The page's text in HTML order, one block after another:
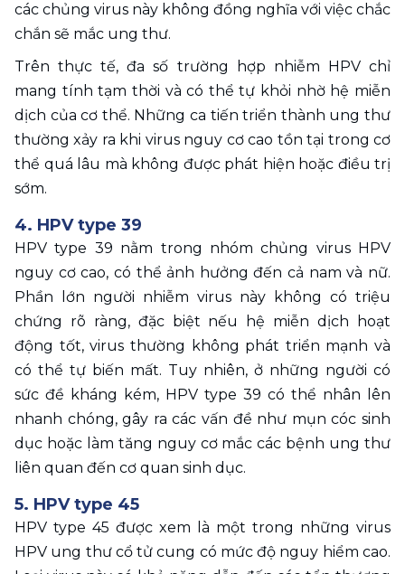
các chủng virus này không đồng nghĩa với việc chắc
chắn sẽ mắc ung thư.
Trên thực tế, đa số trường hợp nhiễm HPV chỉ
mang tính tạm thời và có thể tự khỏi nhờ hệ miễn
dịch của cơ thể. Những ca tiến triển thành ung thư
thường xảy ra khi virus nguy cơ cao tồn tại trong cơ
thể quá lâu mà không được phát hiện hoặc điều trị
sớm.
4. HPV type 39
HPV type 39 nằm trong nhóm chủng virus HPV
nguy cơ cao, có thể ảnh hưởng đến cả nam và nữ.
Phần lớn người nhiễm virus này không có triệu
chứng rõ ràng, đặc biệt nếu hệ miễn dịch hoạt
động tốt, virus thường không phát triển mạnh và
có thể tự biến mất. Tuy nhiên, ở những người có
sức đề kháng kém, HPV type 39 có thể nhân lên
nhanh chóng, gây ra các vấn đề như mụn cóc sinh
dục hoặc làm tăng nguy cơ mắc các bệnh ung thư
liên quan đến cơ quan sinh dục.
5. HPV type 45
HPV type 45 được xem là một trong những virus
HPV ung thư cổ tử cung có mức độ nguy hiểm cao.